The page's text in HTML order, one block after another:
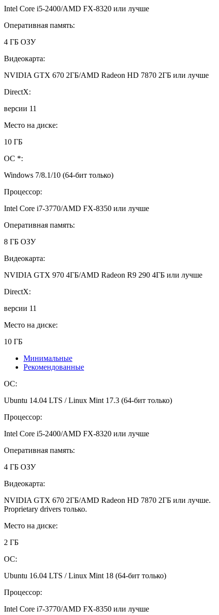
Intel Core i5-2400/AMD FX-8320 или лучше
Оперативная память:
4 ГБ ОЗУ
Видеокарта:
NVIDIA GTX 670 2ГБ/AMD Radeon HD 7870 2ГБ или лучше
DirectX:
версии 11
Место на диске:
10 ГБ
ОС *:
Windows 7/8.1/10 (64-бит только)
Процессор:
Intel Core i7-3770/AMD FX-8350 или лучше
Оперативная память:
8 ГБ ОЗУ
Видеокарта:
NVIDIA GTX 970 4ГБ/AMD Radeon R9 290 4ГБ или лучше
DirectX:
версии 11
Место на диске:
10 ГБ
Минимальные
Рекомендованные
ОС:
Ubuntu 14.04 LTS / Linux Mint 17.3 (64-бит только)
Процессор:
Intel Core i5-2400/AMD FX-8320 или лучше
Оперативная память:
4 ГБ ОЗУ
Видеокарта:
NVIDIA GTX 670 2ГБ/AMD Radeon HD 7870 2ГБ или лучше.
Proprietary drivers только.
Место на диске:
2 ГБ
ОС:
Ubuntu 16.04 LTS / Linux Mint 18 (64-бит только)
Процессор:
Intel Core i7-3770/AMD FX-8350 или лучше